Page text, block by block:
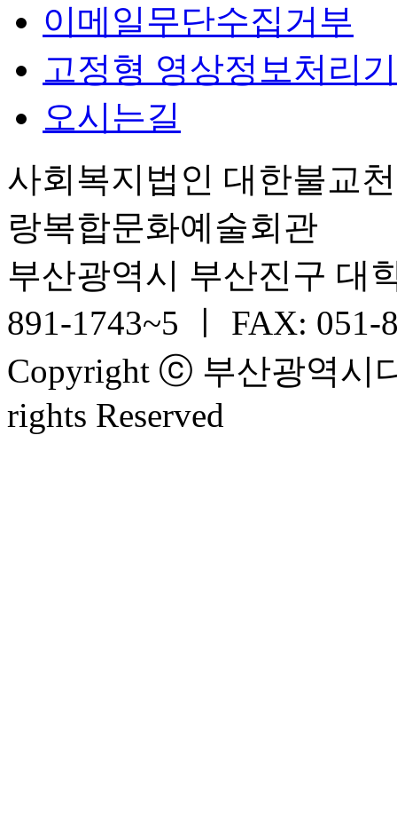
이메일무단수집거부
고정형 영상정보처리
오시는길
사회복지법인 대한불교
랑복합문화예술회관
부산광역시 부산진구 대
891-1743~5 ㅣ FAX: 051-
Copyright ⓒ 부산광역시
rights Reserved